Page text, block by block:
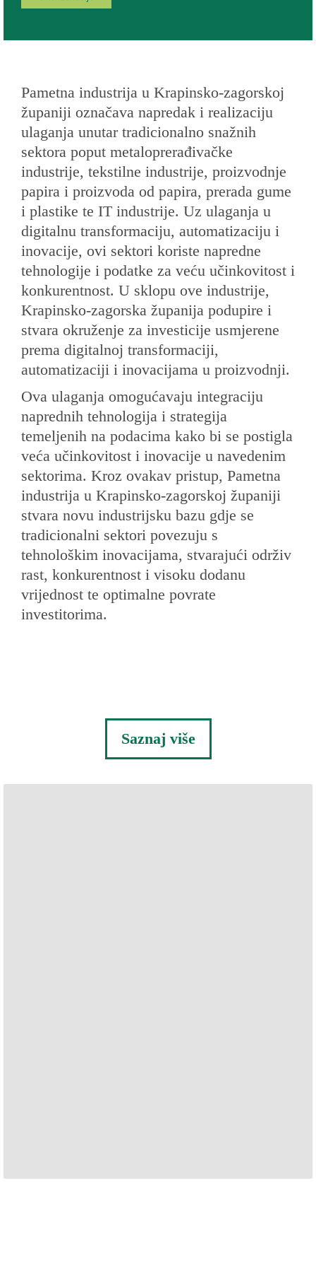
Pametna industrija u Krapinsko-zagorskoj
županiji označava napredak i realizaciju
ulaganja unutar tradicionalno snažnih
sektora poput metaloprerađivačke
industrije, tekstilne industrije, proizvodnje
papira i proizvoda od papira, prerada gume
i plastike te IT industrije. Uz ulaganja u
digitalnu transformaciju, automatizaciju i
inovacije, ovi sektori koriste napredne
tehnologije i podatke za veću učinkovitost i
konkurentnost. U sklopu ove industrije,
Krapinsko-zagorska županija podupire i
stvara okruženje za investicije usmjerene
prema digitalnoj transformaciji,
automatizaciji i inovacijama u proizvodnji.
Ova ulaganja omogućavaju integraciju
naprednih tehnologija i strategija
temeljenih na podacima kako bi se postigla
veća učinkovitost i inovacije u navedenim
sektorima. Kroz ovakav pristup, Pametna
industrija u Krapinsko-zagorskoj županiji
stvara novu industrijsku bazu gdje se
tradicionalni sektori povezuju s
tehnološkim inovacijama, stvarajući održiv
rast, konkurentnost i visoku dodanu
vrijednost te optimalne povrate
investitorima.
Saznaj više